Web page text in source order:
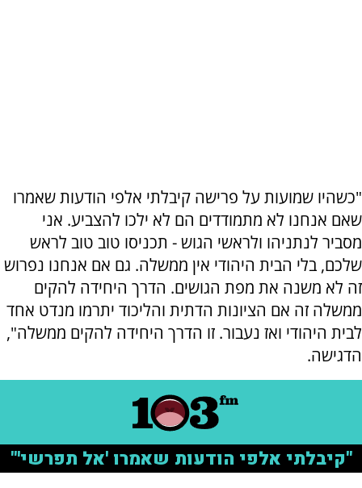
"כשהיו שמועות על פרישה קיבלתי אלפי הודעות שאמרו
שאם אנחנו לא מתמודדים הם לא ילכו להצביע. אני
מסביר לנתניהו ולראשי הגוש - תכניסו טוב טוב לראש
שלכם, בלי הבית היהודי אין ממשלה. גם אם אנחנו נפרוש
זה לא משנה את מפת הגושים. הדרך היחידה להקים
ממשלה זה אם הציונות הדתית והליכוד יתרמו מנדט אחד
לבית היהודי ואז נעבור. זו הדרך היחידה להקים ממשלה",
הדגישה.